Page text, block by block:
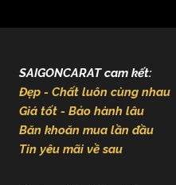
SAIGONCARAT cam kết:
Đẹp - Chất luôn cùng nhau
Giá tốt - Bảo hành lâu
Băn khoăn mua lần đầu
Tin yêu mãi về sau